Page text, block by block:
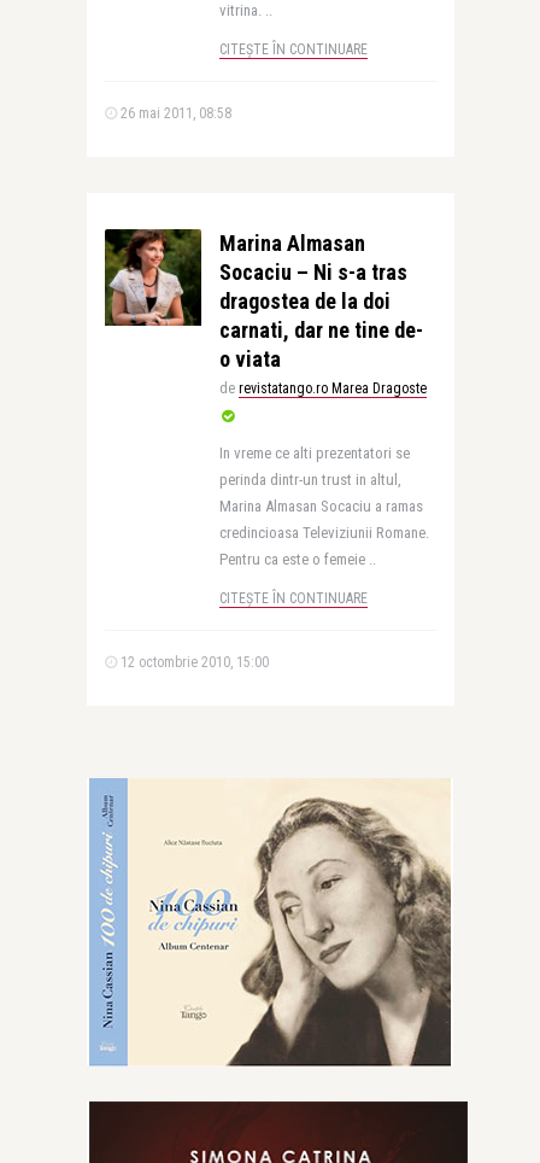
vitrina. ..
CITEȘTE ÎN CONTINUARE
26 mai 2011, 08:58
Marina Almasan
Socaciu – Ni s-a tras
dragostea de la doi
carnati, dar ne tine de-
o viata
de revistatango.ro Marea Dragoste
In vreme ce alti prezentatori se
perinda dintr-un trust in altul,
Marina Almasan Socaciu a ramas
credincioasa Televiziunii Romane.
Pentru ca este o femeie ..
CITEȘTE ÎN CONTINUARE
12 octombrie 2010, 15:00